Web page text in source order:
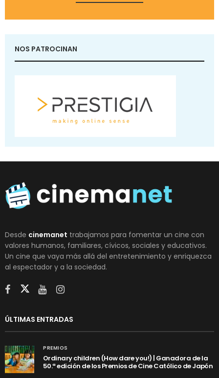
NOS PATROCINAN
Desde cinemanet trabajamos para fomentar un cine con
valores humanos, familiares, cívicos, sociales y educativos.
Un cine que vaya más allá del entretenimiento y enriquezca
al espectador y a la sociedad.
ÚLTIMAS ENTRADAS
PREMIOS
Ordinary children (How dare you!) | Ganadora de la
50.ª edición de los Premios de Cine Católico de Japón